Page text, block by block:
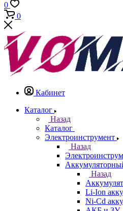
0
0
Кабинет
Каталог
Назад
Каталог
Электроинструмент
Назад
Назад
Li-Ion
Ni-Cd